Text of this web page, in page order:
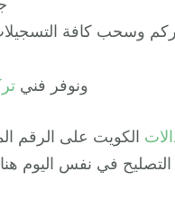
وسحب كافة
ونوفر فني
التصليح في نفس اليوم